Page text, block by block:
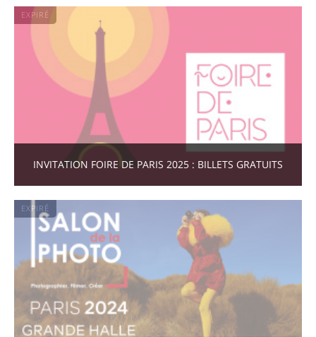
EXPIRÉ
INVITATION FOIRE DE PARIS 2025 : BILLETS GRATUITS
EXPIRÉ